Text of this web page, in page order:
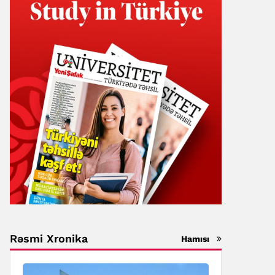
Rəsmi Xronika Hamısı